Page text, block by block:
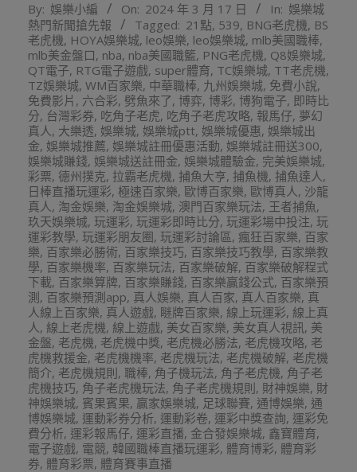
03-
17
By: 娛樂小編 On: 2024 年 3 月 17 日 In: 娛樂城
熱門新聞搶先報
Tagged: 21點, 539, BNG老虎機, BS
老虎機, HOYA娛樂城, leo娛樂, leo娛樂城, mlb美國職棒,
mlb美金盤口, nba, nba美國職籃, PNG老虎機, Q8娛樂城,
QT電子, RTG電子遊戲, super體育, TC娛樂城, TT老虎機,
TZ娛樂城, WM百家樂, 中華職棒, 九州娛樂城, 免費小說,
免費影片 , 六合彩, 劈魚來了, 博弈, 博彩, 博狗電子, 即時比
分, 台灣彩券, 吃角子老虎, 吃角子老虎攻略, 報馬仔, 夢幻
真人, 大樂透, 娛樂城, 娛樂城ptt, 娛樂城優惠, 娛樂城出
金, 娛樂城推薦, 娛樂城註冊優惠活動, 娛樂城註冊送300,
娛樂城賺錢, 娛樂城送註冊金, 娛樂城體驗金, 完美娛樂城,
彩票, 德州撲克, 拉霸老虎機, 捕魚大亨, 捕魚機, 捕魚達人,
日棒直播玩運彩, 極速百家樂, 歐博百家樂, 歐博真人, 沙龍
真人, 淘金娛樂, 淘金娛樂城, 澳門百家樂玩法, 王者捕魚,
玖天娛樂城, 玩運彩, 玩運彩即時比分, 玩運彩場中投注, 玩
運彩教學, 玩運彩朋友圈, 玩運彩討論區, 瘋狂百家樂, 百家
樂, 百家樂必勝術, 百家樂技巧, 百家樂技巧教學, 百家樂教
學, 百家樂機率, 百家樂玩法, 百家樂破解, 百家樂破解程式
下載, 百家樂算牌, 百家樂賺錢, 百家樂贏錢公式, 百家樂預
測 , 百家樂預測app, 真人娛樂, 真人百家, 真人百家樂, 真
人線上百家樂, 真人遊戲, 瞇牌百家樂, 線上玩運彩, 線上真
人, 線上老虎機, 線上遊戲, 美女百家樂, 美女真人視訊, 美
金盤, 老虎機, 老虎機中獎, 老虎機必勝法, 老虎機攻略, 老
虎機救援金, 老虎機機率, 老虎機玩法, 老虎機破解, 老虎機
簡介, 老虎機規則, 職棒, 角子機玩法, 角子老虎機, 角子老
虎機技巧, 角子老虎機玩法, 角子老虎機規則, 財神娛樂, 財
神娛樂城, 賓果賓果, 贏家娛樂城, 足球聯賽, 通博娛樂, 通
博娛樂城, 運動彩券分析, 運動彩卷, 運彩中獎查詢, 運彩免
費分析, 運彩報馬仔, 運彩直播, 金合發娛樂城, 鑫寶體育,
電子遊戲, 電競, 韓國職棒直播玩運彩, 體育博彩, 體育彩
券, 體育彩票, 體育賽事直播